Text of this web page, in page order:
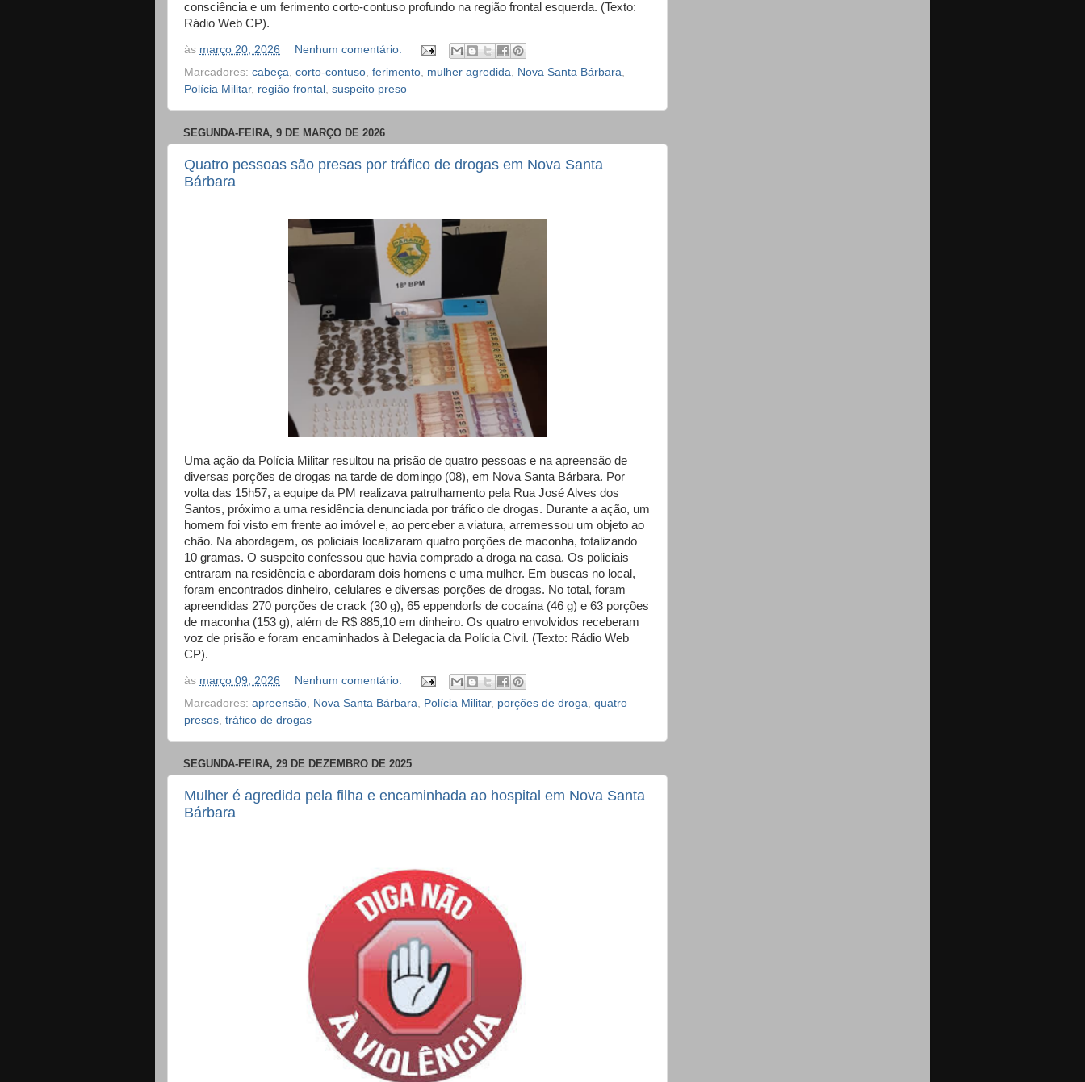
consciência e um ferimento corto-contuso profundo na região frontal esquerda. (Texto:
Rádio Web CP).
às março 20, 2026
Nenhum comentário:
Marcadores: cabeça corto-contuso ferimento mulher agredida Nova Santa Bárbara
Polícia Militar, região frontal suspeito preso
SEGUNDA-FEIRA, 9 DE MARÇO DE 2026
Quatro pessoas são presas por tráfico de drogas em Nova Santa
Bárbara
Uma ação da Polícia Militar resultou na prisão de quatro pessoas e na apreensão de
diversas porções de drogas na tarde de domingo (08), em Nova Santa Bárbara. Por
volta das 15h57, a equipe da PM realizava patrulhamento pela Rua José Alves dos
Santos, próximo a uma residência denunciada por tráfico de drogas. Durante a ação, um
homem foi visto em frente ao imóvel e, ao perceber a viatura, arremessou um objeto ao
chão. Na abordagem, os policiais localizaram quatro porções de maconha, totalizando
10 gramas. O suspeito confessou que havia comprado a droga na casa. Os policiais
entraram na residência e abordaram dois homens e uma mulher. Em buscas no local,
foram encontrados dinheiro, celulares e diversas porções de drogas. No total, foram
apreendidas 270 porções de crack (30 g), 65 eppendorfs de cocaína (46 g) e 63 porções
de maconha (153 g), além de R$ 885,10 em dinheiro. Os quatro envolvidos receberam
voz de prisão e foram encaminhados à Delegacia da Polícia Civil. (Texto: Rádio Web
CP).
às março 09, 2026
Nenhum comentário:
Marcadores: apreensão Nova Santa Bárbara Polícia Militar, porções de droga quatro
presos tráfico de drogas
SEGUNDA-FEIRA, 29 DE DEZEMBRO DE 2025
Mulher é agredida pela filha e encaminhada ao hospital em Nova Santa
Bárbara